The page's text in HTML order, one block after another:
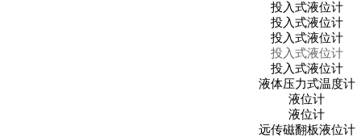
投入式液位计
投入式液位计
投入式液位计
投入式液位计
投入式液位计
液体压力式温度计
液位计
液位计
远传磁翻板液位计